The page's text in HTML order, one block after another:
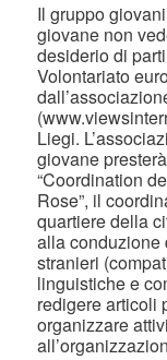
Il gruppo
giovane non
desiderio di
Volontariato
Liegi.
giovane
“Coordination
Rose”, il
quartiere della
alla conduzione
stranieri
linguistiche e
redigere articoli
organizzare